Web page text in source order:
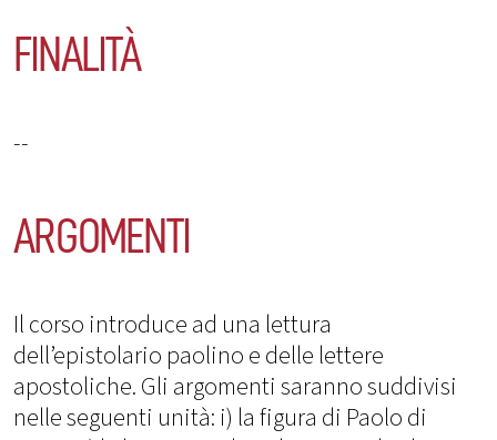
FINALITÀ
--
ARGOMENTI
Il corso introduce ad una lettura
dell’epistolario paolino e delle lettere
apostoliche. Gli argomenti saranno suddivisi
nelle seguenti unità: i) la figura di Paolo di